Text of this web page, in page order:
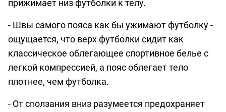
прижимает низ футболки к телу.
- Швы самого пояса как бы ужимают футболку -
ощущается, что верх футболки сидит как
классическое облегающее спортивное белье с
легкой компрессией, а пояс облегает тело
плотнее, чем футболка.
- От сползания вниз разумеется предохраняет